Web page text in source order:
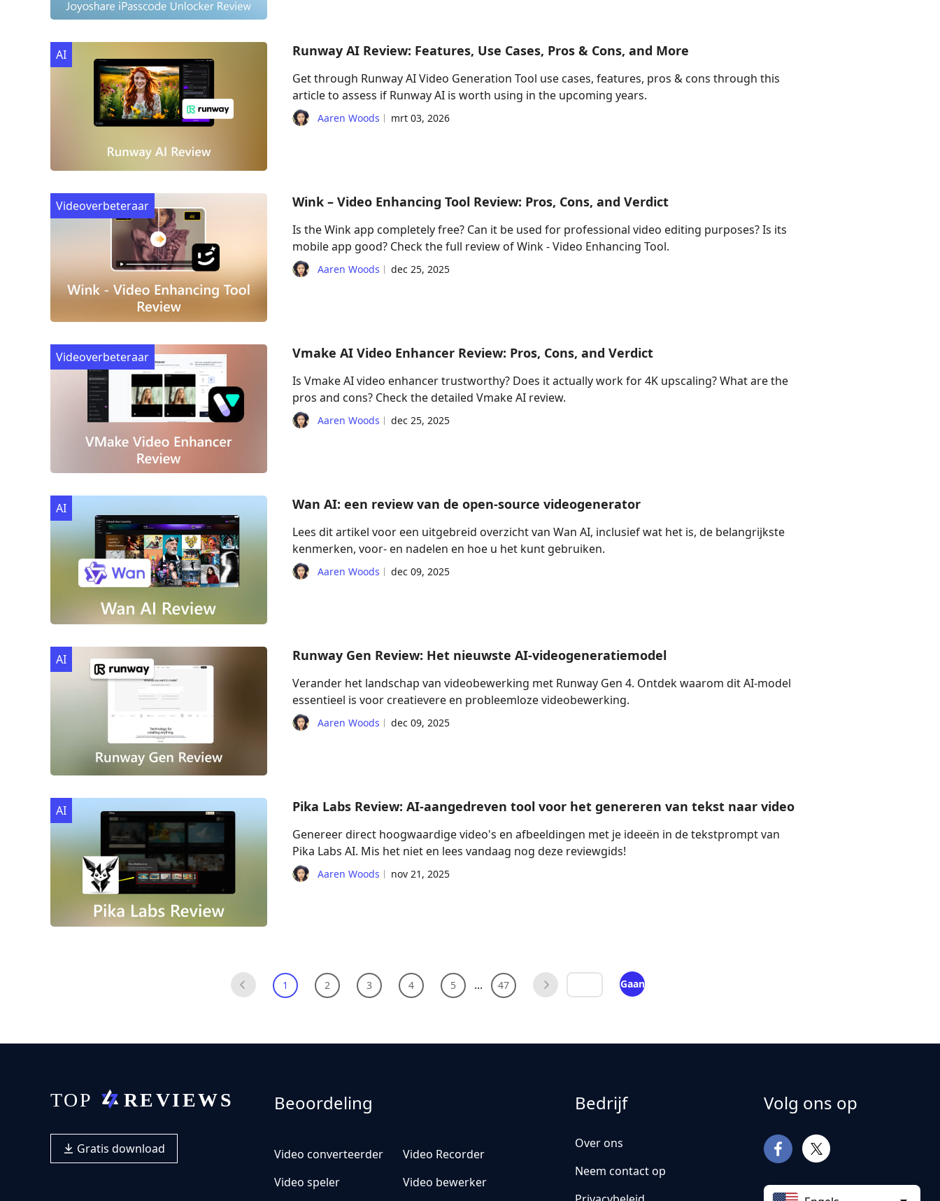
AI Runway AI Review: Features, Use Cases, Pros & Cons, and More
Get through Runway AI Video Generation Tool use cases, features, pros & cons through this
article to assess if Runway AI is worth using in the upcoming years.
Aaren Woods mrt 03, 2026
Videoverbeteraar Wink – Video Enhancing Tool Review: Pros, Cons, and Verdict
Is the Wink app completely free? Can it be used for professional video editing purposes? Is its
mobile app good? Check the full review of Wink - Video Enhancing Tool.
Aaren Woods dec 25, 2025
Videoverbeteraar Vmake AI Video Enhancer Review: Pros, Cons, and Verdict
Is Vmake AI video enhancer trustworthy? Does it actually work for 4K upscaling? What are the
pros and cons? Check the detailed Vmake AI review.
Aaren Woods dec 25, 2025
AI Wan AI: een review van de open-source videogenerator
Lees dit artikel voor een uitgebreid overzicht van Wan AI, inclusief wat het is, de belangrijkste
kenmerken, voor- en nadelen en hoe u het kunt gebruiken.
Aaren Woods dec 09, 2025
AI Runway Gen Review: Het nieuwste AI-videogeneratiemodel
Verander het landschap van videobewerking met Runway Gen 4. Ontdek waarom dit AI-model
essentieel is voor creatievere en probleemloze videobewerking.
Aaren Woods dec 09, 2025
AI Pika Labs Review: AI-aangedreven tool voor het genereren van tekst naar video
Genereer direct hoogwaardige video's en afbeeldingen met je ideeën in de tekstprompt van
Pika Labs AI. Mis het niet en lees vandaag nog deze reviewgids!
Aaren Woods nov 21, 2025
1 2 3 4 5 ... 47 Gaan
Gratis download
Beoordeling
Video converteerder
Video Recorder
Video speler
Video bewerker
Bedrijf
Over ons
Neem contact op
Volg ons op